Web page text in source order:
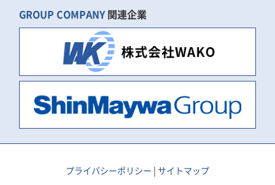
GROUP COMPANY 関連企業
プライバシーポリシー | サイトマップ